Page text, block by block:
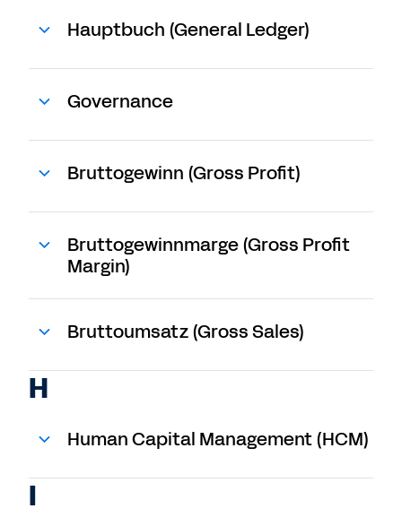
Hauptbuch (General Ledger)
Governance
Bruttogewinn (Gross Profit)
Bruttogewinnmarge (Gross Profit
Margin)
Bruttoumsatz (Gross Sales)
H
Human Capital Management (HCM)
I